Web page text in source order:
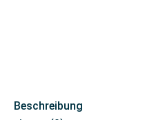
Beschreibung